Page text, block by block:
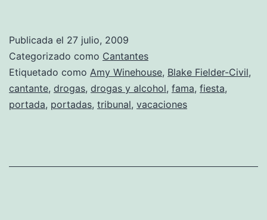
Publicada el 27 julio, 2009
Categorizado como Cantantes
Etiquetado como Amy Winehouse, Blake Fielder-Civil,
cantante, drogas, drogas y alcohol, fama, fiesta,
portada, portadas, tribunal, vacaciones